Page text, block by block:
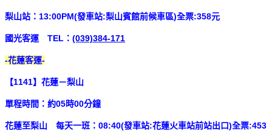
梨山站：13:00PM(發車站:梨山賓館前候車區)全票:358元
國光客運 TEL： (039)384-171
-花蓮客運-
【1141】花蓮－梨山
單程時間：約05時00分鐘
花蓮至梨山 每天一班：08:40(發車站:花蓮火車站前站出口)全票:453